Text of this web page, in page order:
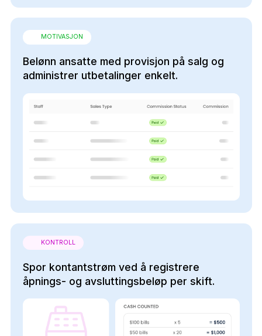
MOTIVASJON
Belønn ansatte med provisjon på salg og
administrer utbetalinger enkelt.
KONTROLL
Spor kontantstrøm ved å registrere
åpnings- og avsluttingsbeløp per skift.